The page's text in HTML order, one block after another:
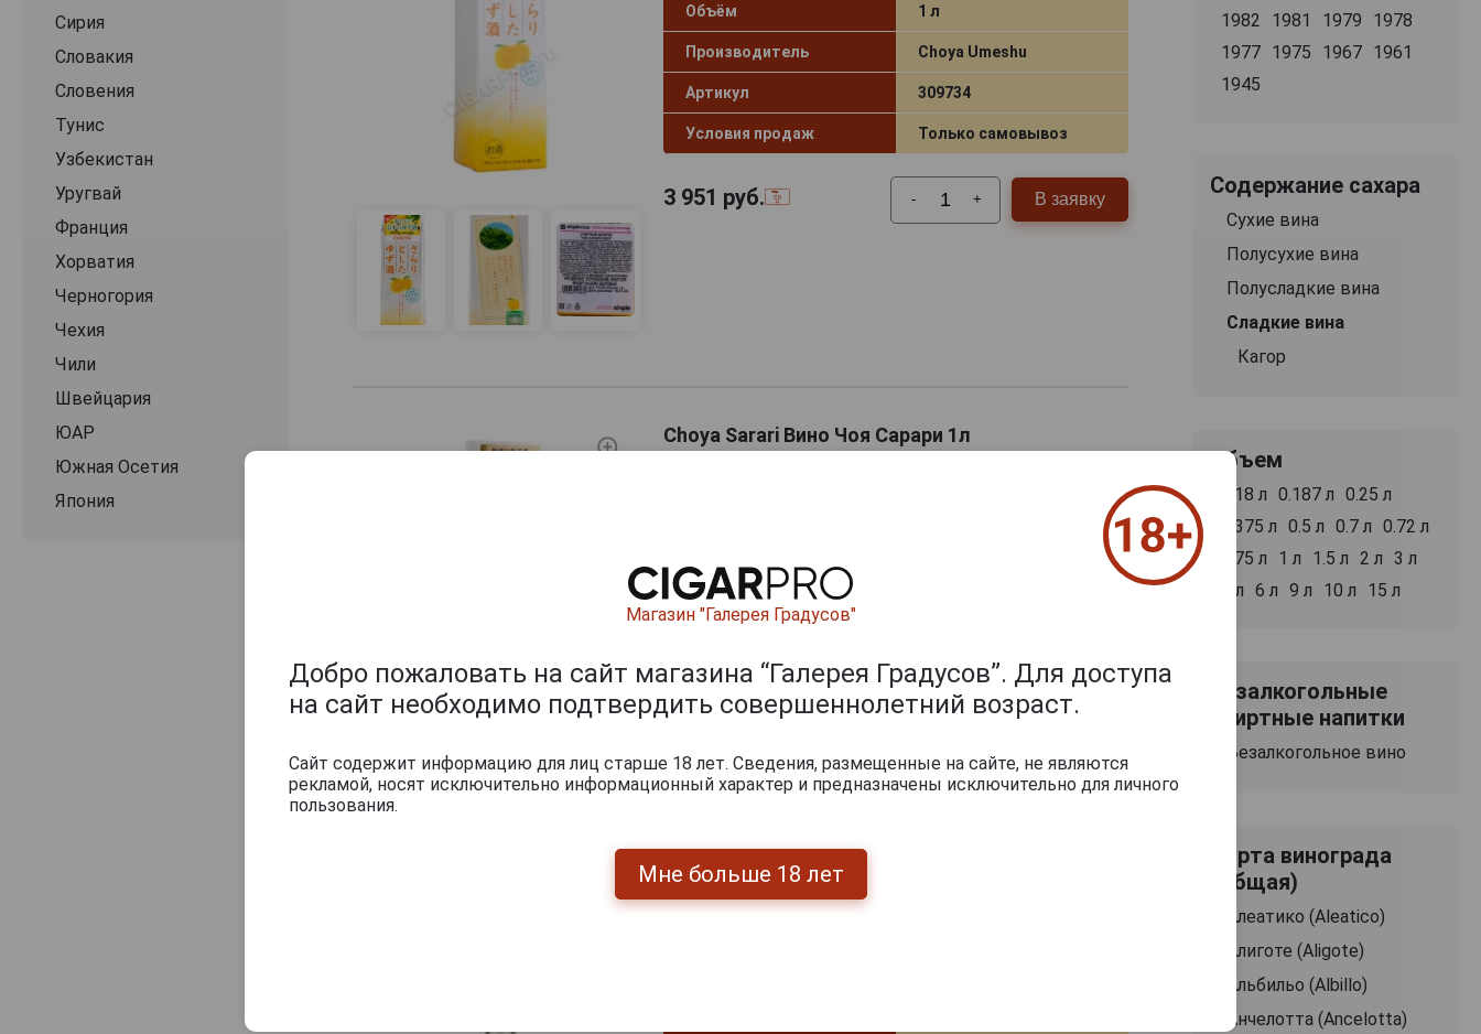
Сирия
Словакия
Словения
Тунис
Узбекистан
Уругвай
Франция
Хорватия
Черногория
Чехия
Чили
Швейцария
ЮАР
Южная Осетия
Япония
Объём 1 л
Производитель Choya Umeshu
Артикул 309734
Условия продаж Только самовывоз
3 951 руб. - + В заявку
Choya Sarari Вино Чоя Сарари 1л
Производитель
Артикул
3 592 руб. В заявку
1982
1981 1979
1978
1977 1975 1967 1961
1945
Содержание сахара
Сухие вина
Полусухие вина
Полусладкие вина
Сладкие вина
Кагор
Объем
0.18 л 0.187 л 0.25 л
0.375 л 0.5 л 0.7 л 0.72 л
0.75 л
1 л 1.5 л 2 л 3 л
5 л 6 л 9 л 10 л 15 л
Безалкогольные
спиртные напитки
Безалкогольное вино
Сорта винограда
(Общая)
Алеатико (Aleatico)
Алиготе (Aligote)
Альбильо (Albillo)
Анчелотта (Ancelotta)
Магазин "Галерея Градусов"
Добро пожаловать на сайт магазина “Галерея Градусов”. Для доступа
на сайт необходимо подтвердить совершеннолетний возраст.
Сайт содержит информацию для лиц старше 18 лет. Сведения, размещенные на сайте, не являются
рекламой, носят исключительно информационный характер и предназначены исключительно для личного
пользования.
Мне больше 18 лет